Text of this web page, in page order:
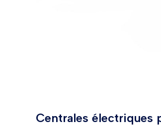
Centrales électriques